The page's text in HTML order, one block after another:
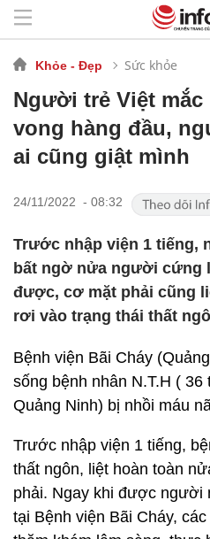
Khỏe - Đẹp Sức khỏe
Người trẻ Việt
vong hàng đầu,
ai cũng giật mình
24/11/2022 - 08:32
Trước nhập viện 1 tiếng,
bất ngờ nửa người cứng
được, cơ mặt phải cũng
rơi vào trạng thái thất
Bệnh viện Bãi Cháy
sống bệnh nhân N.T.H ( 36
Quảng Ninh) bị nhồi máu
Trước nhập viện 1 tiếng,
thất ngôn, liệt hoàn toàn
phải. Ngay khi được người
tại Bệnh viện Bãi Cháy,